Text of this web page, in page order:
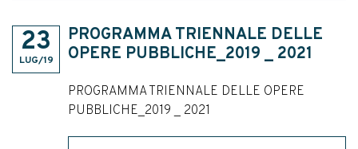
23
LUG/19
PROGRAMMA TRIENNALE DELLE
OPERE PUBBLICHE_2019 _ 2021
PROGRAMMA TRIENNALE DELLE OPERE
PUBBLICHE_2019 _ 2021